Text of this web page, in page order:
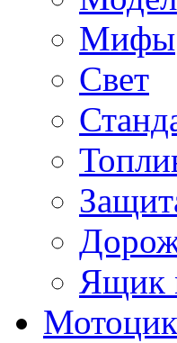
Мифы
Свет
Ящик